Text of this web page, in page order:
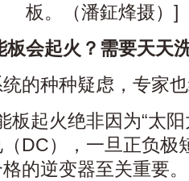
板。（潘鉦烽摄）]
板会起火？需要天天
的种种疑虑，专家
板起火绝非因为“太
DC），一旦正负极
的逆变器至关重要。